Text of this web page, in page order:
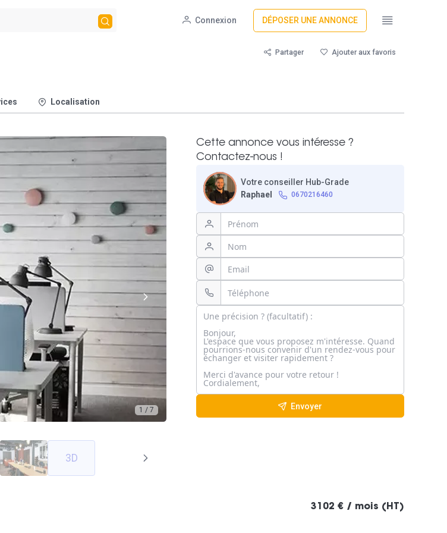
Connexion DÉPOSER UNE ANNONCE
Partager Ajouter aux favoris
Localisation
1 / 7
3D
Cette annonce vous intéresse ?
Contactez-nous !
Votre conseiller Hub-Grade
Raphael
0670216460
Envoyer
3102 € / mois (HT)